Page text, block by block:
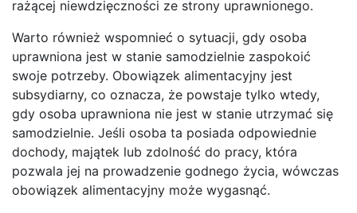
rażącej niewdzięczności ze strony uprawnionego.
Warto również wspomnieć o sytuacji, gdy osoba
uprawniona jest w stanie samodzielnie zaspokoić
swoje potrzeby. Obowiązek alimentacyjny jest
subsydiarny, co oznacza, że powstaje tylko wtedy,
gdy osoba uprawniona nie jest w stanie utrzymać się
samodzielnie. Jeśli osoba ta posiada odpowiednie
dochody, majątek lub zdolność do pracy, która
pozwala jej na prowadzenie godnego życia, wówczas
obowiązek alimentacyjny może wygasnąć.